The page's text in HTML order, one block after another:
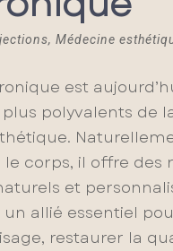
,Médecine
est
polyvalents de
le corps, il offre des
et
allié essentiel
restaurer la